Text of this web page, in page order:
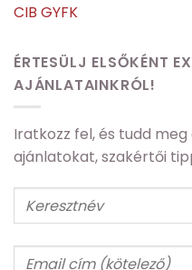
CIB GYFK
ÉRTESÜLJ ELSŐKÉNT
AJÁNLATAINKRÓL!
Iratkozz fel, és tudd
ajánlatokat, szakértői